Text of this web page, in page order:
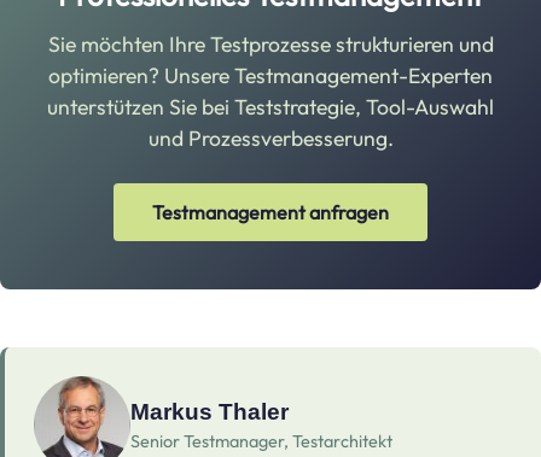
Sie möchten Ihre Testprozesse strukturieren und
optimieren? Unsere Testmanagement-Experten
unterstützen Sie bei Teststrategie, Tool-Auswahl
und Prozessverbesserung.
Testmanagement anfragen
Markus Thaler
Senior Testmanager, Testarchitekt